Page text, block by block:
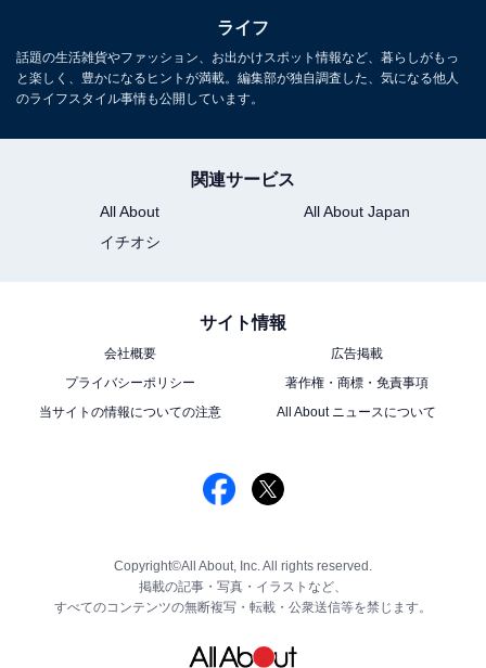
ライフ
話題の生活雑貨やファッション、お出かけスポット情報など、暮らしがもっ
と楽しく、豊かになるヒントが満載。編集部が独自調査した、気になる他人
のライフスタイル事情も公開しています。
関連サービス
All About
All About Japan
イチオシ
サイト情報
会社概要
広告掲載
プライバシーポリシー
著作権・商標・免責事項
当サイトの情報についての注意
All About ニュースについて
Copyright©All About, Inc. All rights reserved.
掲載の記事・写真・イラストなど、
すべてのコンテンツの無断複写・転載・公衆送信等を禁じます。